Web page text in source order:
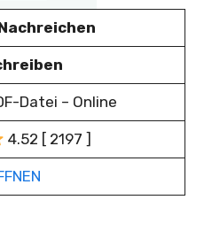
Datei – Online
4.52 [ 2197 ]